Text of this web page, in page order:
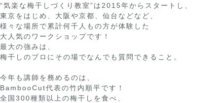
“気楽な梅干しづくり教室”は2015年からスタートし、
東京をはじめ、大阪や京都、仙台などなど、
様々な場所で累計何千人もの方が体験した
大人気のワークショップです！
最大の強みは、
梅干しのプロにその場でなんでも質問できること。
今年も講師を務めるのは、
BambooCut代表の竹内順平です！
全国300種類以上の梅干しを食べ、